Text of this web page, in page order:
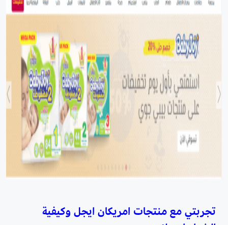
تجربتي مع منتجات امريكان ايجل وكيفية